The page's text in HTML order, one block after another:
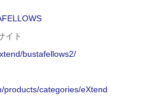
イト
bustafellows2/
products/categories/eXtend